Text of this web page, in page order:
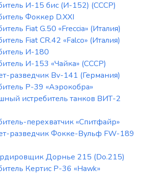
И-15 бис (И-152) (СССР)
Фоккер D.XXI
Fiat G.50 «Freccia» (Италия)
Fiat CR.42 «Falco» (Италия)
И-180
И-153 «Чайка» (СССР)
разведчик Bv-141 (Германия)
P-39 «Аэрокобра»
истребитель танков ВИТ-2
перехватчик «Спитфайр»
разведчик Фокке-Вульф FW-189
Дорнье 215 (Do.215)
Кертис P-36 «Hawk»